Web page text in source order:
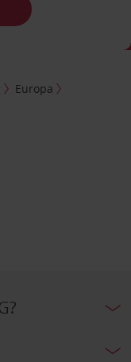
Europa